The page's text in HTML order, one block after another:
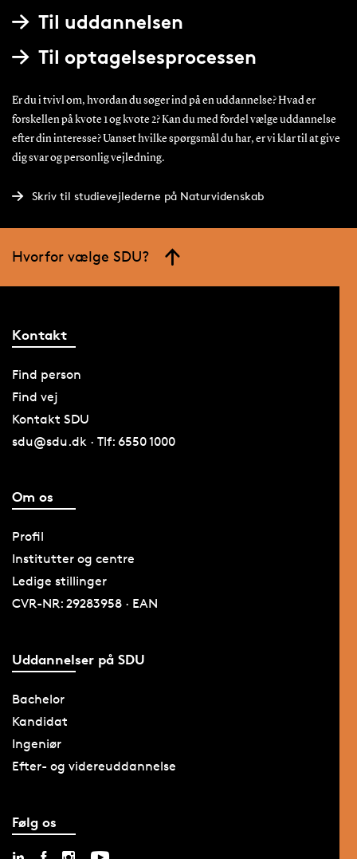
Til uddannelsen
Til optagelsesprocessen
Er du i tvivl om, hvordan du søger ind på en uddannelse? Hvad er
forskellen på kvote 1 og kvote 2? Kan du med fordel vælge uddannelse
efter din interesse? Uanset hvilke spørgsmål du har, er vi klar til at give
dig svar og personlig vejledning.
Skriv til studievejlederne på Naturvidenskab
Hvorfor vælge SDU?
Kontakt
Find person
Find vej
Kontakt SDU
sdu@sdu.dk · Tlf: 6550 1000
Om os
Profil
Institutter og centre
Ledige stillinger
CVR-NR: 29283958 · EAN
Uddannelser på SDU
Bachelor
Kandidat
Ingeniør
Efter- og videreuddannelse
Følg os